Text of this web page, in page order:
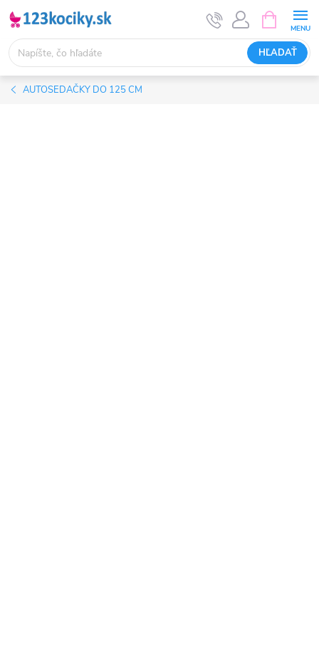
Prejsť
obsah
HĽADAŤ
KOŠÍK
AUTOSEDAČKY DO 125 CM